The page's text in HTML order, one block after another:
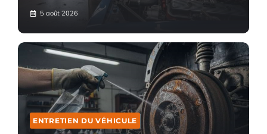
5 août 2026
ENTRETIEN DU VÉHICULE